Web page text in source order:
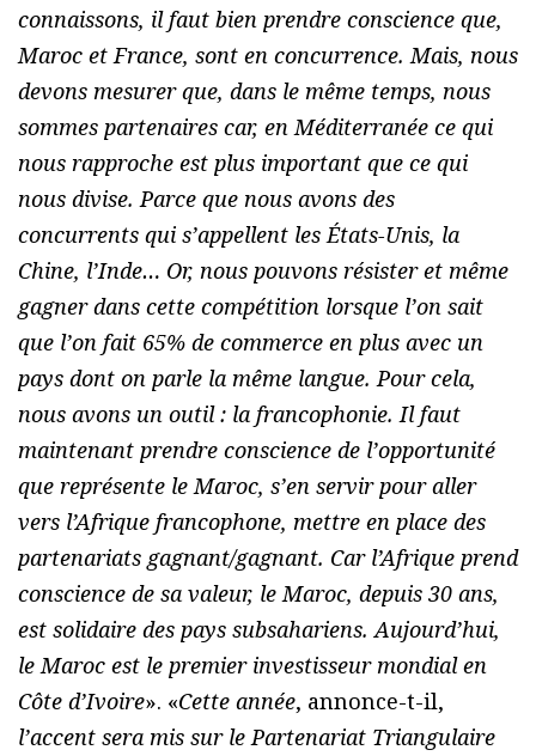
connaissons, il faut bien prendre conscience que,
Maroc et France, sont en concurrence. Mais, nous
devons mesurer que, dans le même temps, nous
sommes partenaires car, en Méditerranée ce qui
nous rapproche est plus important que ce qui
nous divise. Parce que nous avons des
concurrents qui s’appellent les États-Unis, la
Chine, l’Inde… Or, nous pouvons résister et même
gagner dans cette compétition lorsque l’on sait
que l’on fait 65% de commerce en plus avec un
pays dont on parle la même langue. Pour cela,
nous avons un outil : la francophonie. Il faut
maintenant prendre conscience de l’opportunité
que représente le Maroc, s’en servir pour aller
vers l’Afrique francophone, mettre en place des
partenariats gagnant/gagnant. Car l’Afrique prend
conscience de sa valeur, le Maroc, depuis 30 ans,
est solidaire des pays subsahariens. Aujourd’hui,
le Maroc est le premier investisseur mondial en
Côte d’Ivoire». «Cette année, annonce-t-il,
l’accent sera mis sur le Partenariat Triangulaire